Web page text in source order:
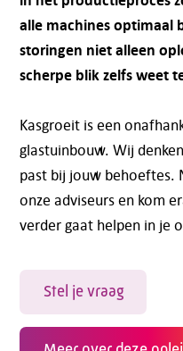
alle machines optimaal
storingen niet alleen
scherpe blik zelfs weet
Kasgroeit is een
glastuinbouw. Wij
past bij jouw behoeftes.
onze adviseurs en kom
verder gaat helpen in je
Stel je vraag